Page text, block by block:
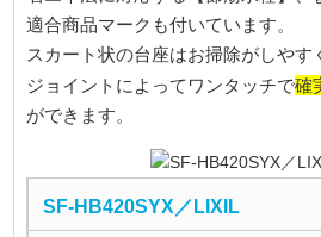
適合商品マークも付いています。
スカート状の台座はお掃除がしやす
ジョイントによってワンタッチで確
ができます。
SF-HB420SYX／LIXIL